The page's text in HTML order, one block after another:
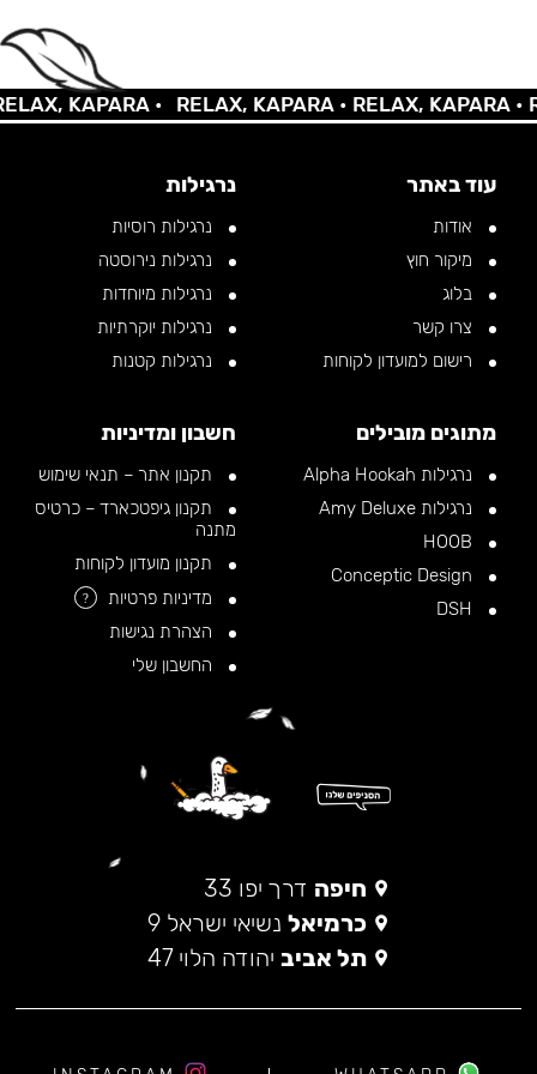
KAPARA • RELAX, KAPARA •RELAX, KAPARA •
עוד באתר
אודות
מיקור חוץ
בלוג
צרו קשר
רישום למועדון לקוחות
נרגילות
נרגילות רוסיות
נרגילות נירוסטה
נרגילות מיוחדות
נרגילות יוקרתיות
נרגילות קטנות
מתוגים מובילים
נרגילות Alpha Hookah
נרגילות Amy Deluxe
חשבון ומדיניות
תקנון אתר – תנאי שימוש
תקנון גיפטכארד – כרטיס
מתנה
תקנון מועדון לקוחות
מדיניות פרטיות
?
הצהרת נגישות
החשבון שלי
חיפה דרך יפו 33
כרמיאל נשיאי ישראל 9
תל אביב יהודה הלוי 47